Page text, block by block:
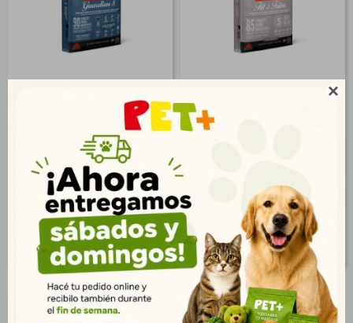

Orijen Guardian Senior
Cat 2 kg (4,5 Lb)
2.602
$ 1.880
$ 2.108
Orijen Fit & Trim Cat 2 kg
1.627
$ 1.824